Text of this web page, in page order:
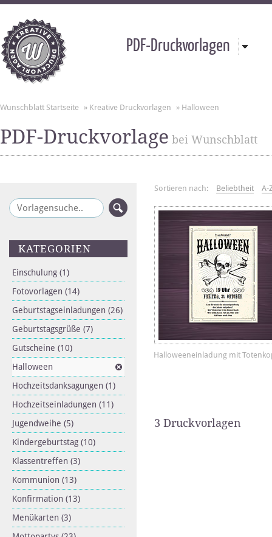
PDF-Druckvorlagen
Wunschblatt Startseite » Kreative Druckvorlagen » Halloween
PDF-Druckvorlage bei Wunschblatt
KATEGORIEN
Einschulung (1)
Fotovorlagen (14)
Geburtstagseinladungen (26)
Geburtstagsgrüße (7)
Gutscheine (10)
Halloween
Hochzeitsdanksagungen (1)
Hochzeitseinladungen (11)
Jugendweihe (5)
Kindergeburtstag (10)
Klassentreffen (3)
Kommunion (13)
Konfirmation (13)
Menükarten (3)
Sortieren nach: Beliebtheit A-
Halloweeneinladung mit
3 Druckvorlagen